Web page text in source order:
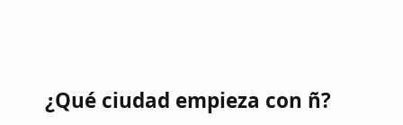
¿Qué ciudad empieza con ñ?